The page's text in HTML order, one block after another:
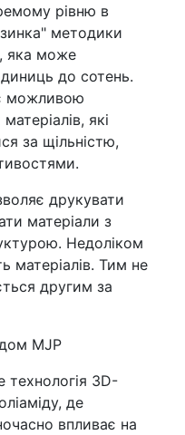
рівню в
методики
яка може
до сотень.
можливою
які
за щільністю,
друкувати
матеріали з
Недоліком
матеріалів. Тим не
другим за
MJP
3D-
де
впливає на